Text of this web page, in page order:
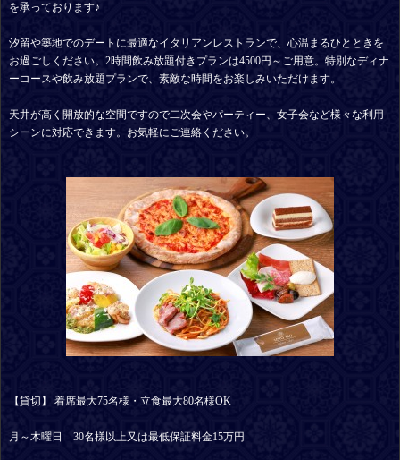
を承っております♪
汐留や築地でのデートに最適なイタリアンレストランで、心温まるひとときを
お過ごしください。2時間飲み放題付きプランは4500円～ご用意。特別なディナ
ーコースや飲み放題プランで、素敵な時間をお楽しみいただけます。
天井が高く開放的な空間ですので二次会やパーティー、女子会など様々な利用
シーンに対応できます。お気軽にご連絡ください。
【貸切】 着席最大75名様・立食最大80名様OK
月～木曜日 30名様以上又は最低保証料金15万円